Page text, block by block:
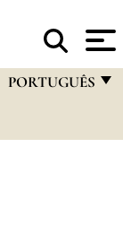
PORTUGUÊS